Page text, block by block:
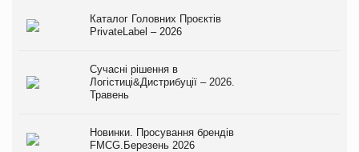
Каталог Головних Проєктів
PrivateLabel – 2026
Сучасні рішення в
Логістиці&Дистрибуції – 2026.
Травень
Новинки. Просування брендів
FMCG.Березень 2026